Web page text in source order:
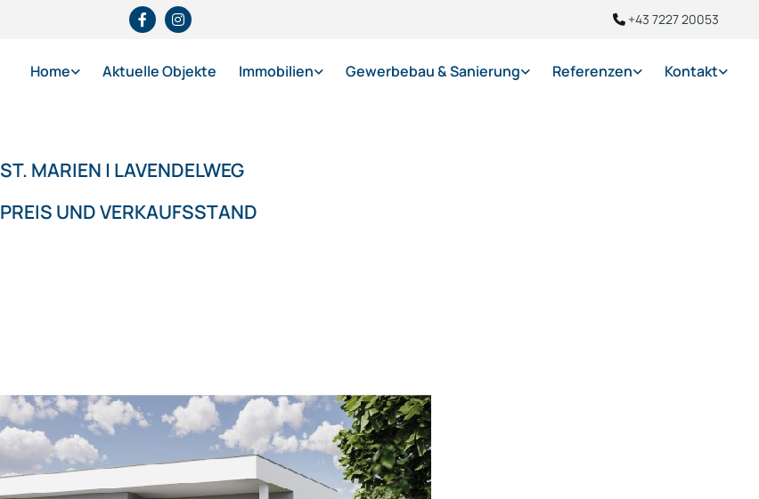
 +43 7227 20053
Home Aktuelle Objekte Immobilien Gewerbebau & Sanierung Referenzen Kontakt
ST. MARIEN | LAVENDELWEG
PREIS UND VERKAUFSSTAND